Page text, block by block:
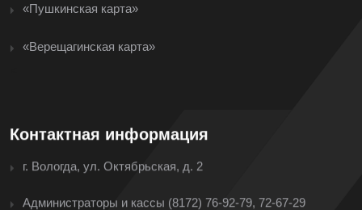
«Пушкинская карта»
«Верещагинская карта»
Контактная информация
г. Вологда, ул. Октябрьская, д. 2
Администраторы и кассы (8172) 76-92-79, 72-67-29